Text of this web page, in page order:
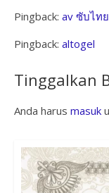
Pingback: av ซับไทย
Pingback: altogel
Tinggalkan
Anda harus masuk